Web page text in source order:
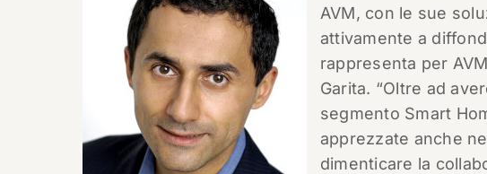
AVM, con le sue
attivamente a
rappresenta per
Garita. “Oltre ad
segmento Smart
apprezzate anche
dimenticare la